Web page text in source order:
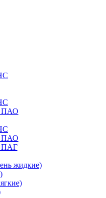
ПАО
ПАО
ПАГ
жидкие)